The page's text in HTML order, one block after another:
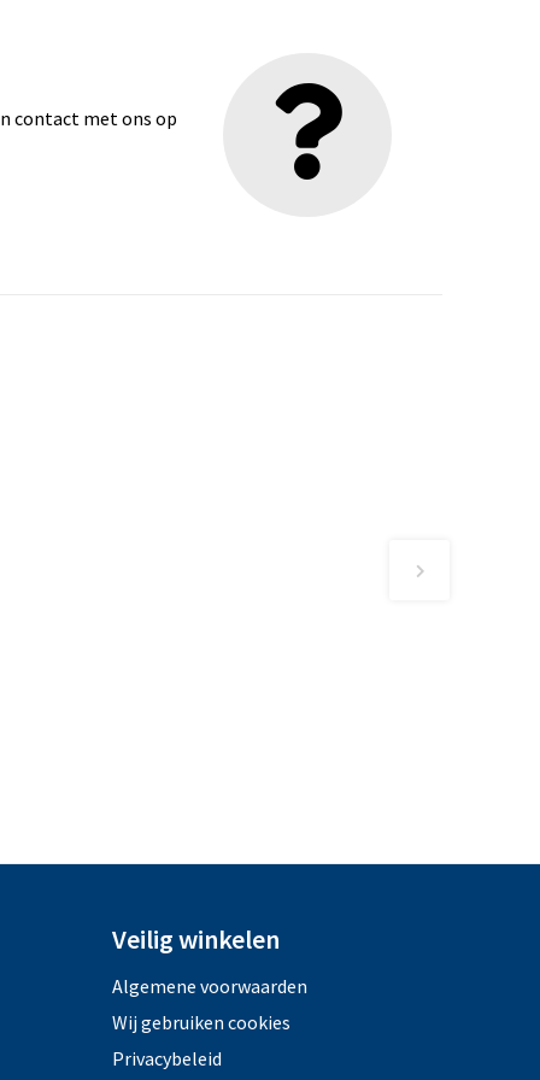
contact met ons op
Veilig winkelen
Algemene voorwaarden
Wij gebruiken cookies
Privacybeleid